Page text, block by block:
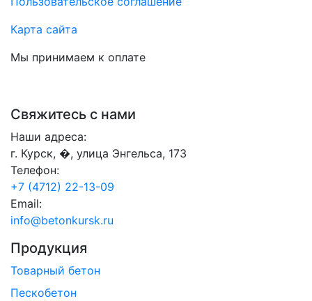
Карта сайта
Мы принимаем к оплате
Свяжитесь с нами
Наши адреса:
г. Курск, �, улица Энгельса, 173
Телефон:
+7 (4712) 22-13-09
Email:
info@betonkursk.ru
Продукция
Товарный бетон
Пескобетон